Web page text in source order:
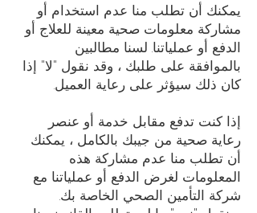
يمكنك أن تطلب منا عدم استخدام أو
مشاركة معلومات صحية معينة للعلاج أو
الدفع أو عملياتنا. لسنا مطالبين
بالموافقة على طلبك ، وقد نقول "لا" إذا
كان ذلك سيؤثر على رعاية العميل.
إذا كنت تدفع مقابل خدمة أو عنصر
رعاية صحية من جيبك بالكامل ، يمكنك
أن تطلب منا عدم مشاركة هذه
المعلومات لغرض الدفع أو عملياتنا مع
شركة التأمين الصحي الخاصة بك.